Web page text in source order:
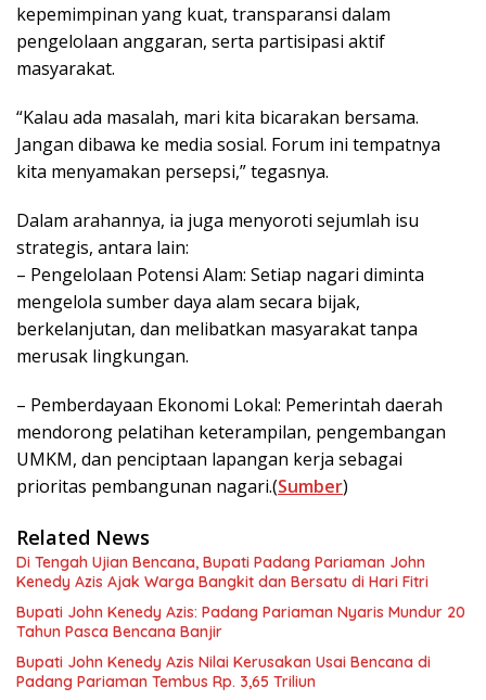
kepemimpinan yang kuat, transparansi dalam
pengelolaan anggaran, serta partisipasi aktif
masyarakat.
“Kalau ada masalah, mari kita bicarakan bersama.
Jangan dibawa ke media sosial. Forum ini tempatnya
kita menyamakan persepsi,” tegasnya.
Dalam arahannya, ia juga menyoroti sejumlah isu
strategis, antara lain:
– Pengelolaan Potensi Alam: Setiap nagari diminta
mengelola sumber daya alam secara bijak,
berkelanjutan, dan melibatkan masyarakat tanpa
merusak lingkungan.
– Pemberdayaan Ekonomi Lokal: Pemerintah daerah
mendorong pelatihan keterampilan, pengembangan
UMKM, dan penciptaan lapangan kerja sebagai
prioritas pembangunan nagari.(Sumber)
Related News
Di Tengah Ujian Bencana, Bupati Padang Pariaman John
Kenedy Azis Ajak Warga Bangkit dan Bersatu di Hari Fitri
Bupati John Kenedy Azis: Padang Pariaman Nyaris Mundur 20
Tahun Pasca Bencana Banjir
Bupati John Kenedy Azis Nilai Kerusakan Usai Bencana di
Padang Pariaman Tembus Rp. 3,65 Triliun